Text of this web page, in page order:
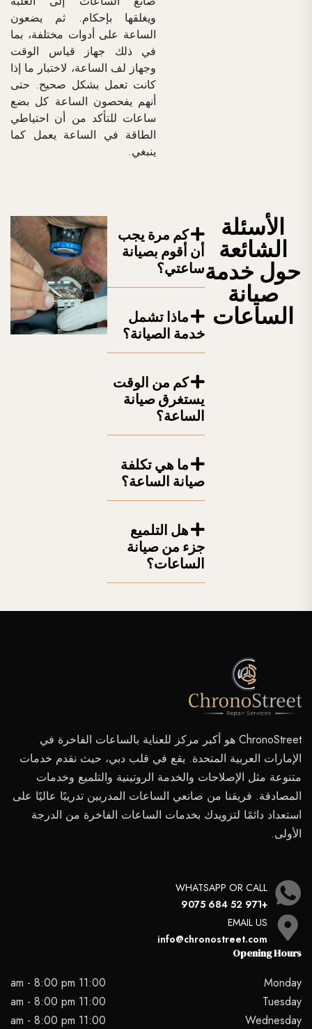
ويغلقها بإحكام. ثم يضعون
الساعة على أدوات مختلفة، بما
في ذلك جهاز قياس الوقت
وجهاز لف الساعة، لاختبار ما إذا
كانت تعمل بشكل صحيح. حتى
أنهم يفحصون الساعة كل بضع
ساعات للتأكد من أن احتياطي
الطاقة في الساعة يعمل كما
ينبغي.
الأسئلة
الشائعة
حول خدمة
صيانة
الساعات
كم مرة يجب
أن أقوم بصيانة
ساعتي؟
ماذا تشمل
خدمة الصيانة؟
كم من الوقت
يستغرق صيانة
الساعة؟
ما هي تكلفة
صيانة الساعة؟
هل التلميع
جزء من صيانة
الساعات؟
ChronoStreet هو أكبر مركز للعناية بالساعات الفاخرة في
الإمارات العربية المتحدة. يقع في قلب دبي، حيث نقدم خدمات
متنوعة مثل الإصلاحات والخدمة الروتينية والتلميع وخدمات
المصادقة. فريقنا من صانعي الساعات المدربين تدريبًا عاليًا على
استعداد دائمًا لتزويدك بخدمات الساعات الفاخرة من الدرجة
الأولى.
WHATSAPP OR CALL
+971 52 684 9075
EMAIL US
info@chronostreet.com
Opening Hours
Monday
11:00 am - 8:00 pm
Tuesday
11:00 am - 8:00 pm
Wednesday
11:00 am - 8:00 pm